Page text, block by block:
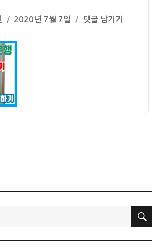
작
성
일
2020년 7월 7일
하
나
댓글 남기기
검